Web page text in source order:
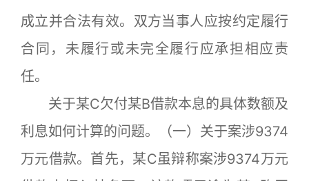
成立并合法有效。双方当事人应按约定履行
合同，未履行或未完全履行应承担相应责
任。
关于某C欠付某B借款本息的具体数额及
利息如何计算的问题。（一）关于案涉9374
万元借款。首先，某C虽辩称案涉9374万元